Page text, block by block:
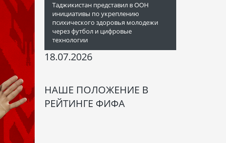
Таджикистан представил в ООН
инициативы по укреплению
психического здоровья молодежи
через футбол и цифровые
технологии
18.07.2026
НАШЕ ПОЛОЖЕНИЕ В
РЕЙТИНГЕ ФИФА